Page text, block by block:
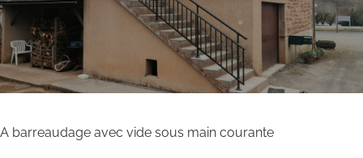
A barreaudage avec vide sous main courante